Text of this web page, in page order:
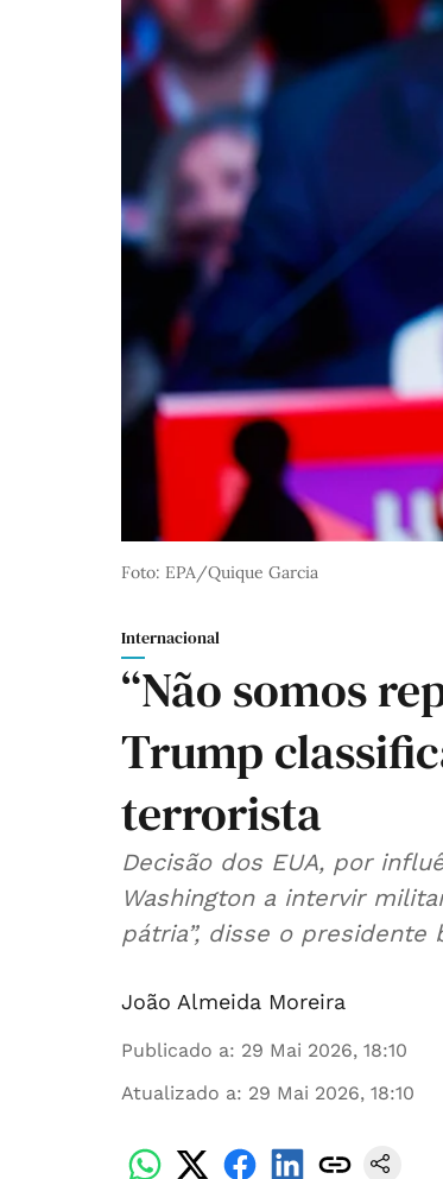
Foto: EPA/Quique Garcia
Internacional
“Não somos
Trump
terrorista
Decisão dos EUA, por
Washington a intervir
pátria”, disse o presidente
João Almeida Moreira
Publicado a: 29 Mai 2026, 18:10
Atualizado a: 29 Mai 2026, 18:10